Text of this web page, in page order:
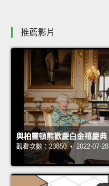
推薦影片
與柏靈頓熊歡慶白金禧慶典
觀看次數：23850 • 2022-07-28